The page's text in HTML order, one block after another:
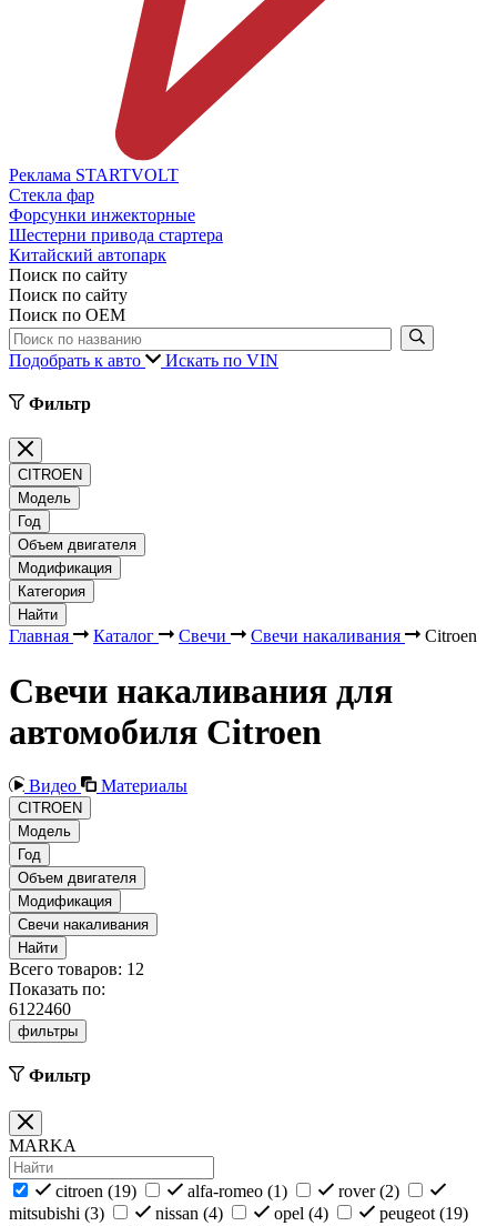
Реклама STARTVOLT
Стекла фар
Форсунки инжекторные
Шестерни привода стартера
Китайский автопарк
Поиск по сайту
Поиск по сайту
Поиск по ОЕМ
Подобрать к авто Искать по VIN
Фильтр
CITROEN
Модель
Год
Объем двигателя
Модификация
Категория
Найти
Главная Каталог Свечи Свечи накаливания Citroen
Свечи накаливания для
автомобиля Citroen
Видео Материалы
CITROEN
Модель
Год
Объем двигателя
Модификация
Свечи накаливания
Найти
Всего товаров: 12
Показать по:
6122460
фильтры
Фильтр
MARKA
citroen (19) alfa-romeo (1) rover (2)
mitsubishi (3) nissan (4) opel (4) peugeot (19)